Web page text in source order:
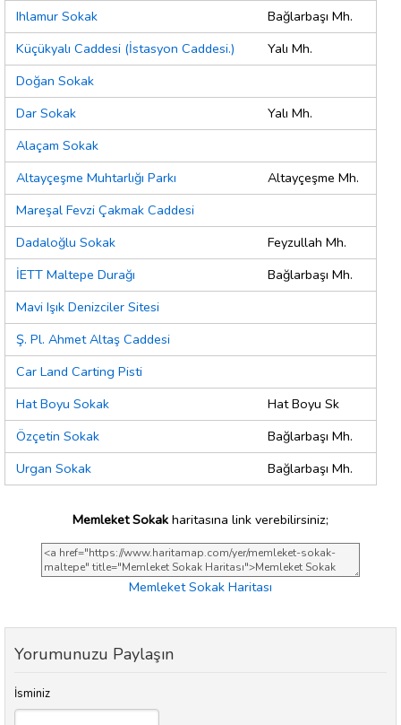
Ihlamur Sokak
Bağlarbaşı Mh.
Küçükyalı Caddesi (İstasyon Caddesi.)
Yalı Mh.
Doğan Sokak
Dar Sokak
Yalı Mh.
Alaçam Sokak
Altayçeşme Muhtarlığı Parkı
Altayçeşme Mh.
Mareşal Fevzi Çakmak Caddesi
Dadaloğlu Sokak
Feyzullah Mh.
İETT Maltepe Durağı
Bağlarbaşı Mh.
Mavi Işık Denizciler Sitesi
Ş. Pl. Ahmet Altaş Caddesi
Car Land Carting Pisti
Hat Boyu Sokak
Hat Boyu Sk
Özçetin Sokak
Bağlarbaşı Mh.
Urgan Sokak
Bağlarbaşı Mh.
Memleket Sokak haritasına link verebilirsiniz;
Memleket Sokak Haritası
Yorumunuzu Paylaşın
İsminiz